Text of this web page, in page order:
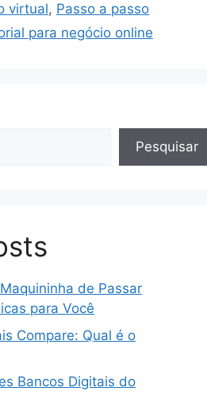
virtual, Passo a passo
para negócio online
Pesquisar
de Passar
para Você
Compare: Qual é o
Bancos Digitais do